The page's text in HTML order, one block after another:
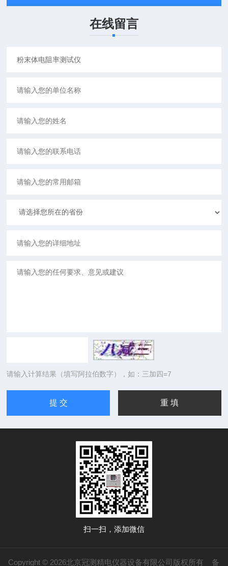
在线留言
请输入计算结果（填写阿拉伯数字），如：三加四=7
扫一扫，添加微信
Copyright © 2026北京冠测精电仪器设备有限公司版权所有 备